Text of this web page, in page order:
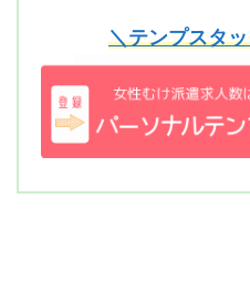
＼テンプスタ